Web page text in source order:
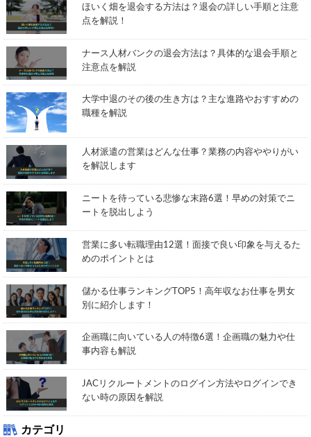
ほいく畑を退会する方法は？退会の詳しい手順と注意
点を解説！
ナース人材バンクの退会方法は？具体的な退会手順と
注意点を解説
大学中退のその後の生き方は？主な進路やおすすめの
職種を解説
人材派遣の営業はどんな仕事？業務の内容ややりがい
を解説します
ニートを待っている悲惨な末路6選！早めの対策でニ
ートを脱出しよう
営業に多い転職理由12選！面接で良い印象を与えるた
めのポイントとは
儲かる仕事ランキングTOP5！高年収なお仕事を男女
別に紹介します！
企画職に向いている人の特徴6選！企画職の魅力や仕
事内容も解説
JACリクルートメントのログイン方法やログインでき
ない時の原因を解説
カテゴリ